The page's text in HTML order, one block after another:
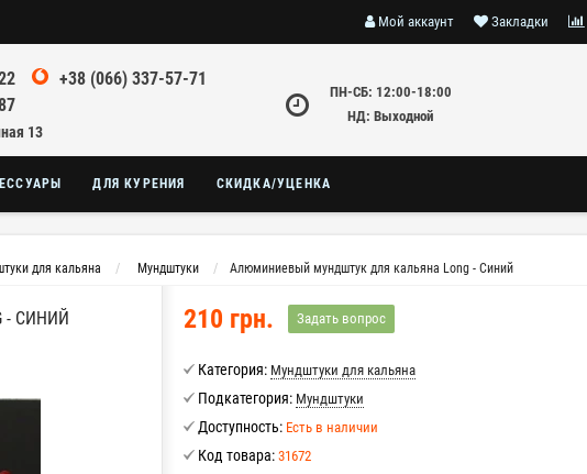
Мой аккаунт Закладки
+38 (066) 337-57-71
13
ПН-СБ: 12:00-18:00
НД: Выходной
ДЛЯ КУРЕНИЯ СКИДКА/УЦЕНКА
для кальяна Мундштуки Алюминиевый мундштук для кальяна Long - Синий
- СИНИЙ 210 грн. Задать вопрос
Категория: Мундштуки для кальяна
Подкатегория: Мундштуки
Доступность: Есть в наличии
Код товара: 31672